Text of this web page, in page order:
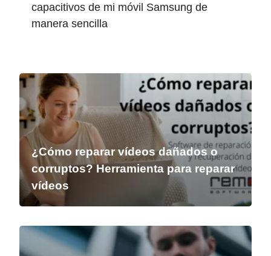
capacitivos de mi móvil Samsung de
manera sencilla
¿Cómo reparar vídeos dañados o
corruptos? Herramienta para reparar
vídeos